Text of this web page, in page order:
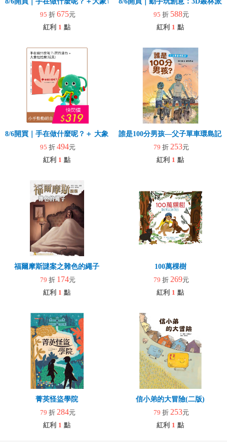
95 折 675元
紅利 1 點
95 折 588元
紅利 1 點
8/6開買｜手在做什麼呢？＋ 大象拉拉樂(玩具)
95 折 494元
紅利 1 點
誰是100分男孩—父子單車環島記
79 折 253元
紅利 1 點
福爾摩斯謎案之雜色的繩子
79 折 174元
紅利 1 點
100萬棵樹
79 折 269元
紅利 1 點
菁英怪盜學院
79 折 284元
紅利 1 點
信小弟的大冒險(二版)
79 折 253元
紅利 1 點